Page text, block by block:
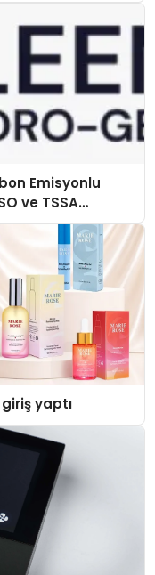
Emisyonlu
ve TSSA
yaptı